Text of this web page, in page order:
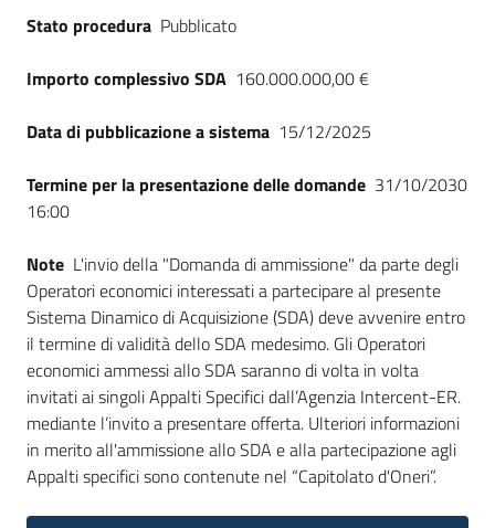
English
site
Seguici
su
Stato procedura Pubblicato
Importo complessivo SDA 160.000.000,00 €
Data di pubblicazione a sistema 15/12/2025
Termine per la presentazione delle domande 31/10/2030
16:00
Note L'invio della "Domanda di ammissione" da parte degli
Operatori economici interessati a partecipare al presente
Sistema Dinamico di Acquisizione (SDA) deve avvenire entro
il termine di validità dello SDA medesimo. Gli Operatori
economici ammessi allo SDA saranno di volta in volta
invitati ai singoli Appalti Specifici dall’Agenzia Intercent-ER.
mediante l’invito a presentare offerta. Ulteriori informazioni
in merito all'ammissione allo SDA e alla partecipazione agli
Appalti specifici sono contenute nel “Capitolato d'Oneri”.